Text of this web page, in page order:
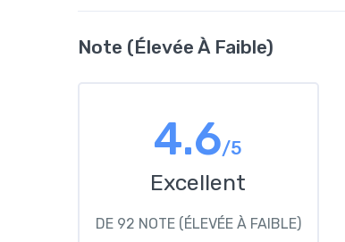
Note (élevée À Faible)
4.6/5
Excellent
DE 92 NOTE (ÉLEVÉE À FAIBLE)